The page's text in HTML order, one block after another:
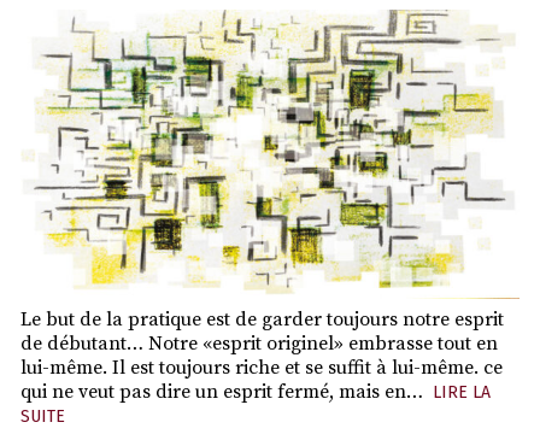
Le but de la pratique est de garder toujours notre esprit
de débutant… Notre «esprit originel» embrasse tout en
lui-même. Il est toujours riche et se suffit à lui-même. ce
qui ne veut pas dire un esprit fermé, mais en… LIRE LA
SUITE